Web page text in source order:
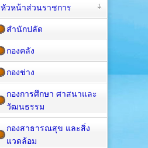
หัวหน้าส่วนราชการ
สำนักปลัด
กองคลัง
กองช่าง
กองการศึกษา ศาสนาและ
วัฒนธรรม
กองสาธารณสุข และสิ่ง
แวดล้อม